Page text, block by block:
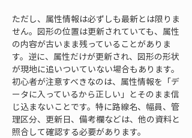
ただし、属性情報は必ずしも最新とは限りま
せん。図形の位置は更新されていても、属性
の内容が古いまま残っていることがありま
す。逆に、属性だけが更新され、図形の形状
が現地に追いついていない場合もあります。
初心者が注意すべきなのは、属性情報を「デ
ータに入っているから正しい」とそのまま信
じ込まないことです。特に路線名、幅員、管
理区分、更新日、備考欄などは、他の資料と
照合して確認する必要があります。